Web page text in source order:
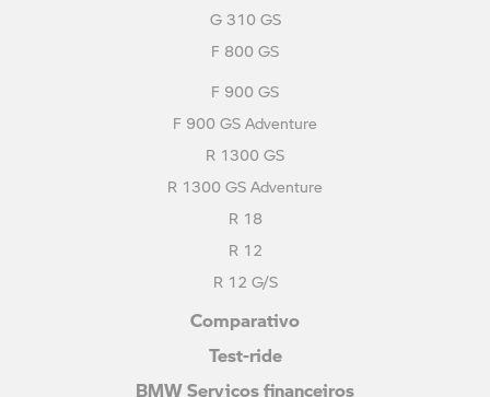
G 310 GS
F 800 GS
F 900 GS
F 900 GS Adventure
R 1300 GS
R 1300 GS Adventure
R 18
R 12
R 12 G/S
Comparativo
Test-ride
BMW Serviços financeiros